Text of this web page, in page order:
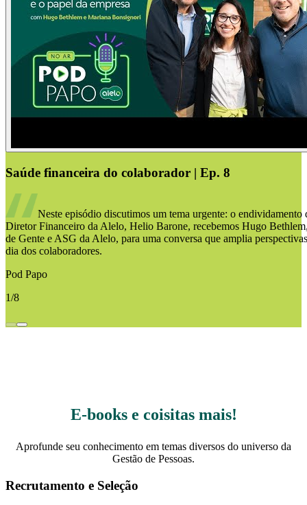
Saúde financeira do colaborador | Ep. 8
Neste episódio discutimos um tema urgente: o
Diretor Financeiro da Alelo, Helio Barone, recebemos Hugo
de Gente e ASG da Alelo, para uma conversa que amplia
dia dos colaboradores.
Pod Papo
1/8
E-books e coisitas mais!
Aprofunde seu conhecimento em temas diversos do universo da
Gestão de Pessoas.
Recrutamento e Seleção